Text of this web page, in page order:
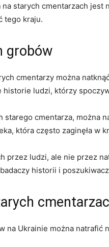
starych cmentarzach‌
tego kraju.
grobów
cmentarzy można
historie ludzi, ‌którzy
starego cmentarza, można
która ‍często zaginęła w
przez ludzi,‍ ale nie przez
historii i
na Ukrainie można natrafić